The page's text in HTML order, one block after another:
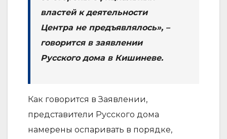
властей к деятельности
Центра не предъявлялось», –
говорится в заявлении
Русского дома в Кишиневе.
Как говорится в Заявлении,
представители Русского дома
намерены оспаривать в порядке,